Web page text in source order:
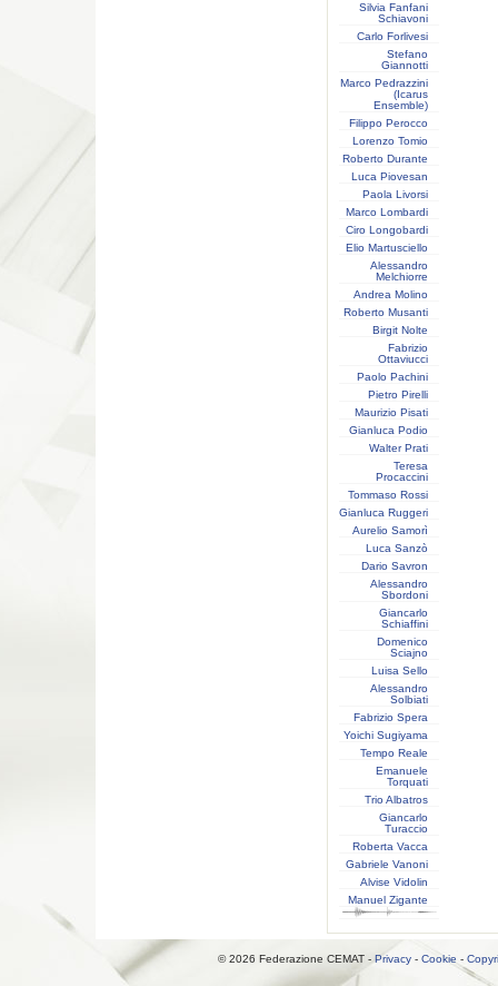
Silvia Fanfani
Schiavoni
Carlo Forlivesi
Stefano
Giannotti
Marco Pedrazzini
(Icarus
Ensemble)
Filippo Perocco
Lorenzo Tomio
Roberto Durante
Luca Piovesan
Paola Livorsi
Marco Lombardi
Ciro Longobardi
Elio Martusciello
Alessandro
Melchiorre
Andrea Molino
Roberto Musanti
Birgit Nolte
Fabrizio
Ottaviucci
Paolo Pachini
Pietro Pirelli
Maurizio Pisati
Gianluca Podio
Walter Prati
Teresa
Procaccini
Tommaso Rossi
Gianluca Ruggeri
Aurelio Samorì
Luca Sanzò
Dario Savron
Alessandro
Sbordoni
Giancarlo
Schiaffini
Domenico
Sciajno
Luisa Sello
Alessandro
Solbiati
Fabrizio Spera
Yoichi Sugiyama
Tempo Reale
Emanuele
Torquati
Trio Albatros
Giancarlo
Turaccio
Roberta Vacca
Gabriele Vanoni
Alvise Vidolin
Manuel Zigante
© 2026 Federazione CEMAT - Privacy- Cookie -